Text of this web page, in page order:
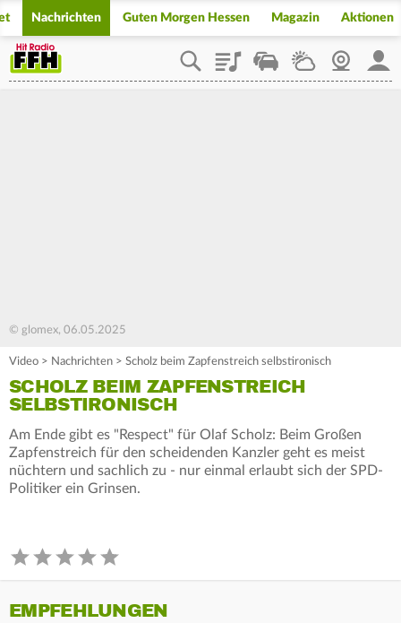
Nachrichten Guten Morgen Hessen Magazin Aktionen
PlaylistStaupilotWetterWebcam
© glomex, 06.05.2025
Video > Nachrichten > Scholz beim Zapfenstreich selbstironisch
SCHOLZ BEIM ZAPFENSTREICH
SELBSTIRONISCH
Am Ende gibt es "Respect" für Olaf Scholz: Beim Großen
Zapfenstreich für den scheidenden Kanzler geht es meist
nüchtern und sachlich zu - nur einmal erlaubt sich der SPD-
Politiker ein Grinsen.
EMPFEHLUNGEN